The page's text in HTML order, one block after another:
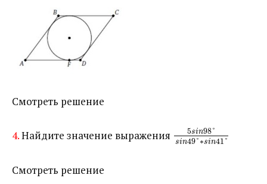
Смотреть решение
4.Найдите значение выражения ​ 5sin98°
sin49°∗sin41°
Смотреть решение